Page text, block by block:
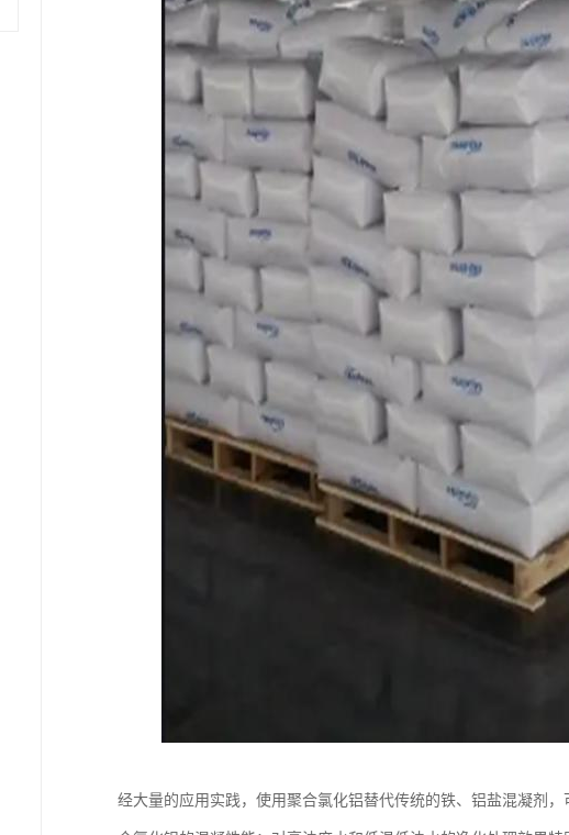
经大量的应用实践，使用聚合氯化铝替代传统的铁、铝盐混凝剂